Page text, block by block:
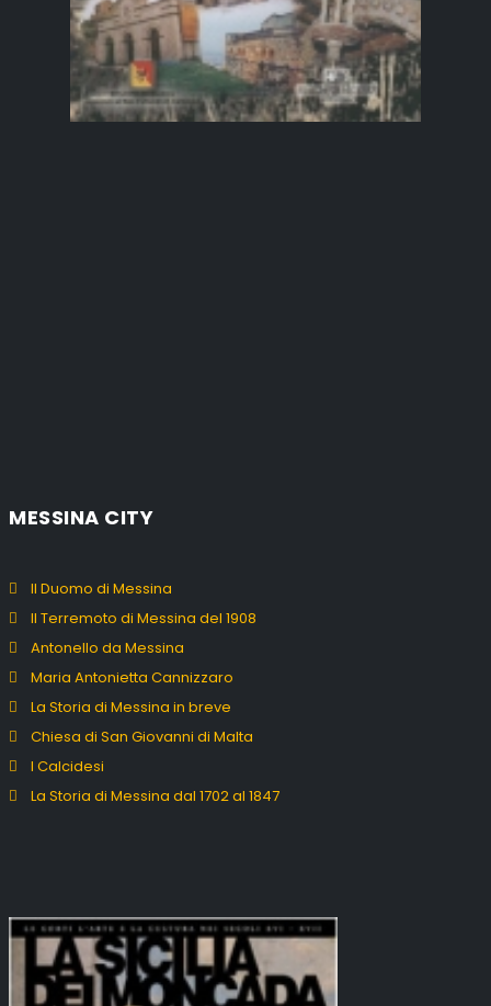
MESSINA CITY
Il Duomo di Messina
Il Terremoto di Messina del 1908
Antonello da Messina
Maria Antonietta Cannizzaro
La Storia di Messina in breve
Chiesa di San Giovanni di Malta
I Calcidesi
La Storia di Messina dal 1702 al 1847